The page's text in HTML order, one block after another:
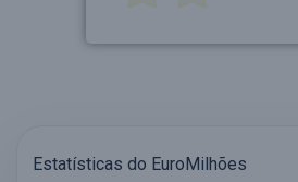
Estatísticas do EuroMilhões